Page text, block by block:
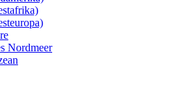
Nordmeer